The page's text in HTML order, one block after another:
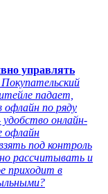
управлять
Покупательский
падает,
офлайн по ряду
онлайн-
офлайн
под контроль
рассчитывать и
приходит в